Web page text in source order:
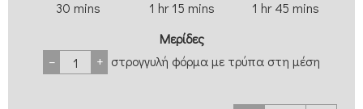
30 mins
1 hr 15 mins
1 hr 45 mins
Μερίδες
–
+ στρογγυλή φόρμα με τρύπα στη μέση